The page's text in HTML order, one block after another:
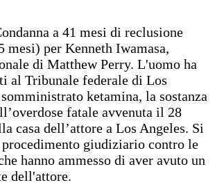
a 41 mesi di reclusione
mesi) per Kenneth Iwamasa,
di Matthew Perry. L'uomo ha
al Tribunale federale di Los
ketamina, la sostanza
fatale avvenuta il 28
casa dell’attore a Los Angeles. Si
giudiziario contro le
hanno ammesso di aver avuto un
dell'attore.